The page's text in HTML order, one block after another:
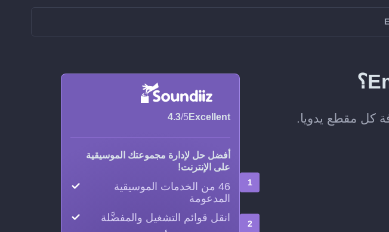
Excellent
4.3/5
أفضل حل لإدارة مجموعتك الموسيقية
على الإنترنت!
46 من الخدمات الموسيقية
المدعومة
انقل قوائم التشغيل والمفضَّلة